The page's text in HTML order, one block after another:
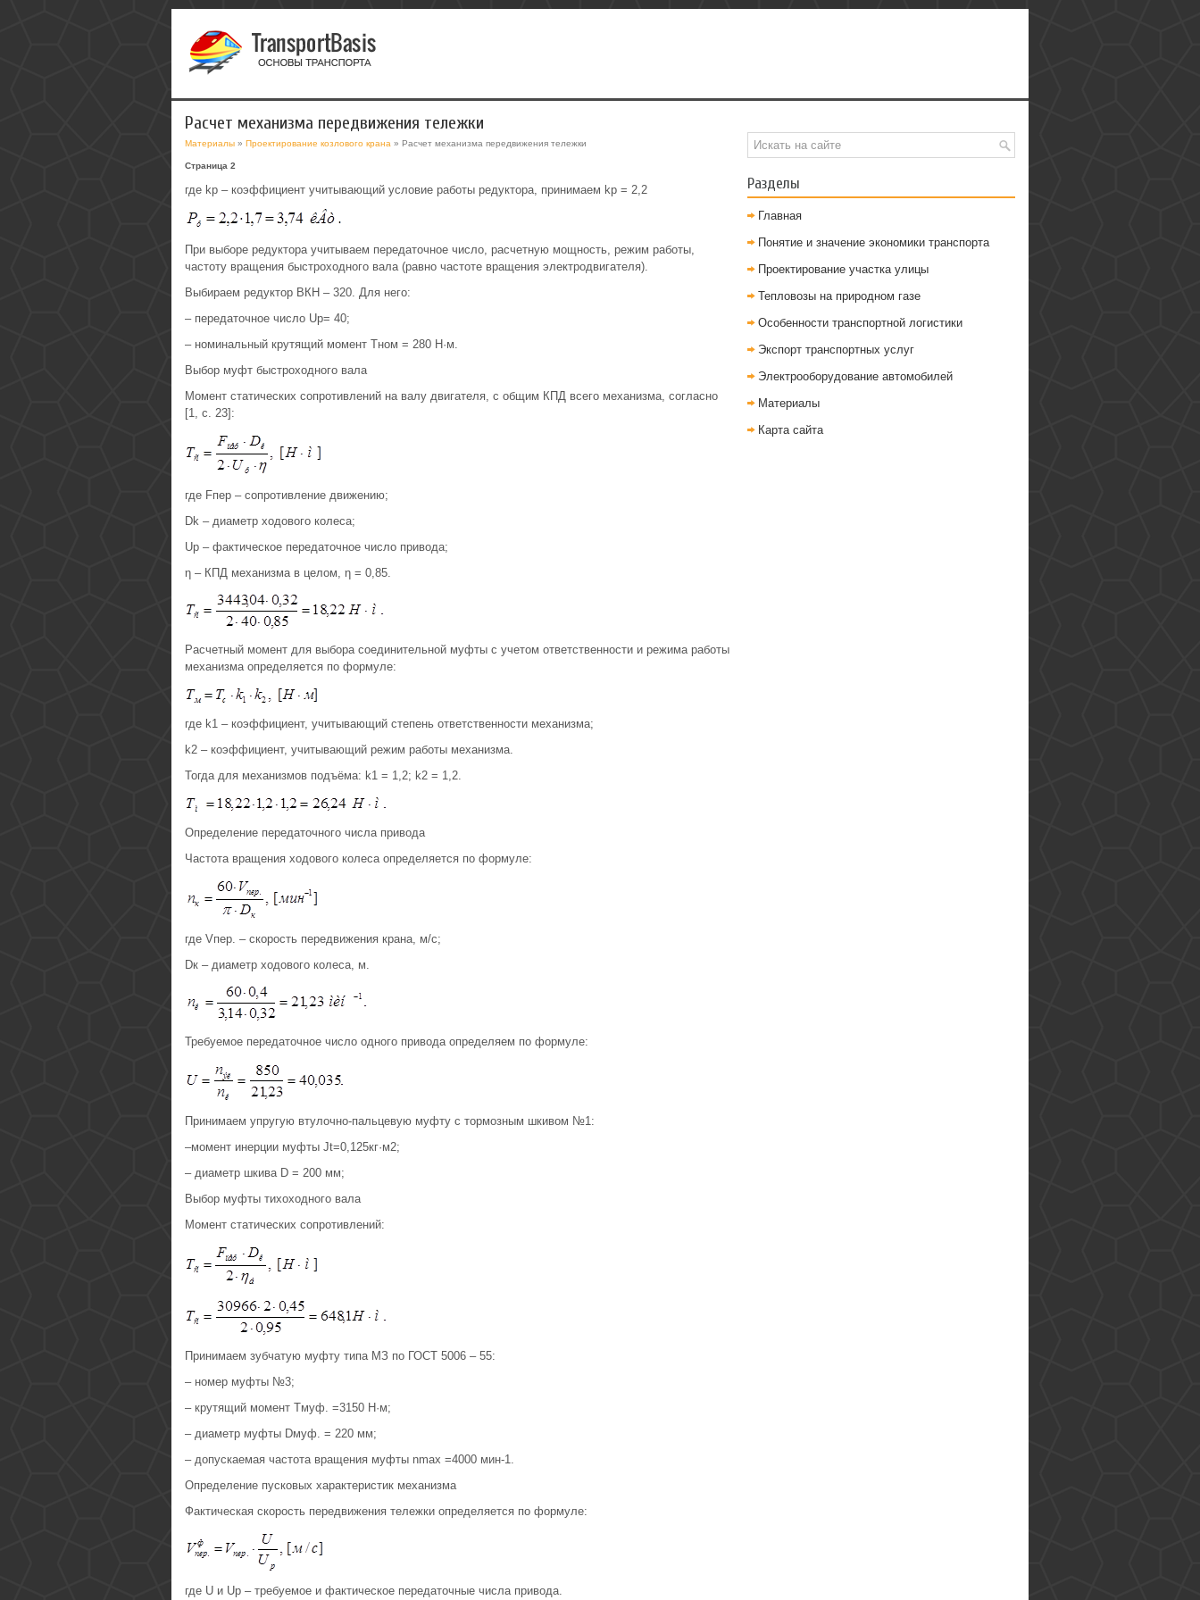
Расчет механизма передвижения тележки
Материалы » Проектирование козлового крана » Расчет механизма передвижения тележки
Страница 2
где kр – коэффициент учитывающий условие работы редуктора, принимаем kр = 2,2
При выборе редуктора учитываем передаточное число, расчетную мощность, режим работы,
частоту вращения быстроходного вала (равно частоте вращения электродвигателя).
Выбираем редуктор ВКН – 320. Для него:
– передаточное число Uр= 40;
– номинальный крутящий момент Tном = 280 Н·м.
Выбор муфт быстроходного вала
Момент статических сопротивлений на валу двигателя, с общим КПД всего механизма, согласно
[1, c. 23]:
где Fпер – сопротивление движению;
Dk – диаметр ходового колеса;
Uр – фактическое передаточное число привода;
η – КПД механизма в целом, η = 0,85.
Расчетный момент для выбора соединительной муфты с учетом ответственности и режима работы
механизма определяется по формуле:
где k1 – коэффициент, учитывающий степень ответственности механизма;
k2 – коэффициент, учитывающий режим работы механизма.
Тогда для механизмов подъёма: k1 = 1,2; k2 = 1,2.
Определение передаточного числа привода
Частота вращения ходового колеса определяется по формуле:
где Vпер. – скорость передвижения крана, м/с;
Dк – диаметр ходового колеса, м.
Требуемое передаточное число одного привода определяем по формуле:
Принимаем упругую втулочно-пальцевую муфту с тормозным шкивом №1:
–момент инерции муфты Jt=0,125кг·м2;
– диаметр шкива D = 200 мм;
Выбор муфты тихоходного вала
Момент статических сопротивлений:
Принимаем зубчатую муфту типа МЗ по ГОСТ 5006 – 55:
– номер муфты №3;
– крутящий момент Tмуф. =3150 Н·м;
– диаметр муфты Dмуф. = 220 мм;
– допускаемая частота вращения муфты nmax =4000 мин-1.
Определение пусковых характеристик механизма
Фактическая скорость передвижения тележки определяется по формуле:
где U и Uр – требуемое и фактическое передаточные числа привода.
Разделы
Главная
Понятие и значение экономики транспорта
Проектирование участка улицы
Тепловозы на природном газе
Особенности транспортной логистики
Экспорт транспортных услуг
Электрооборудование автомобилей
Материалы
Карта сайта